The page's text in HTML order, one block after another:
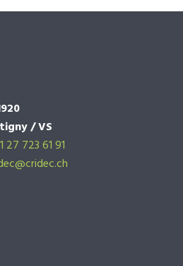
/ VS
27 723 61 91